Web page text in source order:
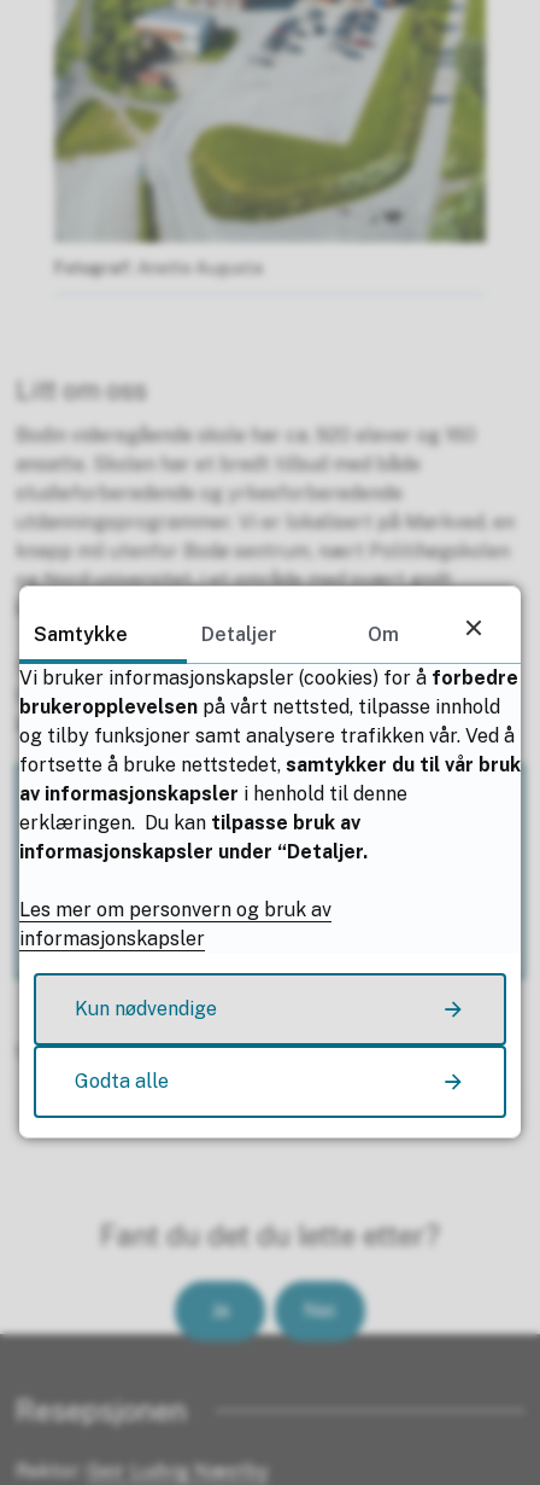
Anette Augusta
Litt om oss
Bodin videregående skole har ca. 920 elever og 160
ansatte. Skolen har et bredt tilbud med både
studieforberedende og yrkesforberedende
utdanningsprogrammer. Vi er lokalisert på Mørkved, en
knapp mil utenfor Bodø sentrum, nært Politihøgskolen
og Nord universitet, i et område med svært godt
Skolens visjon er LYST til LÆRING for ALLE. Våre
hovedmål er høy kvalitet på opplæringen, meget
kompetente medarbeidere og tydelig lederskap.
Hvis du lurer på hvordan hverdagen hos oss ser
ut, så legger vi stadig ut hverdagsglimt på våre
Sjekk oss ut påFacebook og
Sist endret 04.08.2026 10.47
Fant du det du lette etter?
Ja Nei
Resepsjonen
Rektor: Geir Ludvig Næstby
Samtykke Detaljer
Om
Vi bruker informasjonskapsler (cookies) for å forbedre
brukeropplevelsen på vårt nettsted, tilpasse innhold
og tilby funksjoner samt analysere trafikken vår. Ved å
fortsette å bruke nettstedet, samtykker du til vår bruk
av informasjonskapsler i henhold til denne
erklæringen. Du kan tilpasse bruk av
informasjonskapsler under “Detaljer.
Les mer om personvern og bruk av
informasjonskapsler
Kun nødvendige
Godta alle